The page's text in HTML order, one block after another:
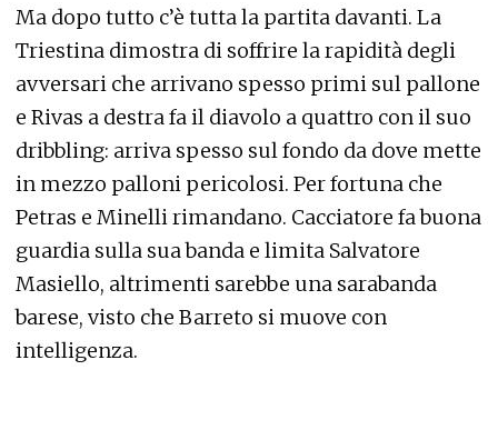
Ma dopo tutto c’è tutta la partita davanti. La
Triestina dimostra di soffrire la rapidità degli
avversari che arrivano spesso primi sul pallone
e Rivas a destra fa il diavolo a quattro con il suo
dribbling: arriva spesso sul fondo da dove mette
in mezzo palloni pericolosi. Per fortuna che
Petras e Minelli rimandano. Cacciatore fa buona
guardia sulla sua banda e limita Salvatore
Masiello, altrimenti sarebbe una sarabanda
barese, visto che Barreto si muove con
intelligenza.